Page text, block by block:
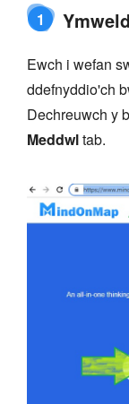
1
Ewch i wefan
ddefnyddio'ch
Dechreuwch y
Meddwltab.